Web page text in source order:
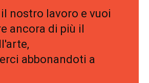
nostro lavoro e vuoi
ancora di più il
abbonandoti a